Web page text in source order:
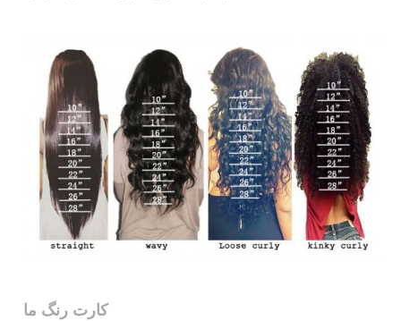
کارت رنگ ما